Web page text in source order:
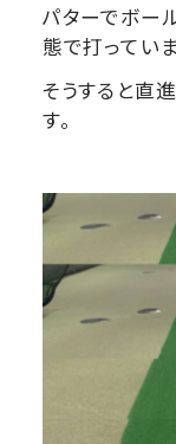
パターでボー
態で打っていま
そうすると直
す。